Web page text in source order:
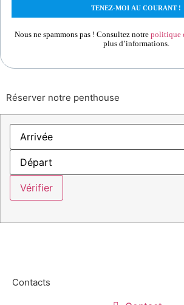
Nous ne spammons pas ! Consultez notre politique
plus d’informations.
Réserver notre penthouse
Contacts